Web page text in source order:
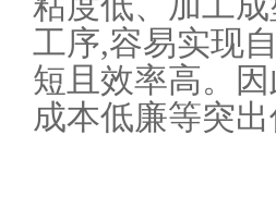
工序,容易实现
短且效率高。
成本低廉等突